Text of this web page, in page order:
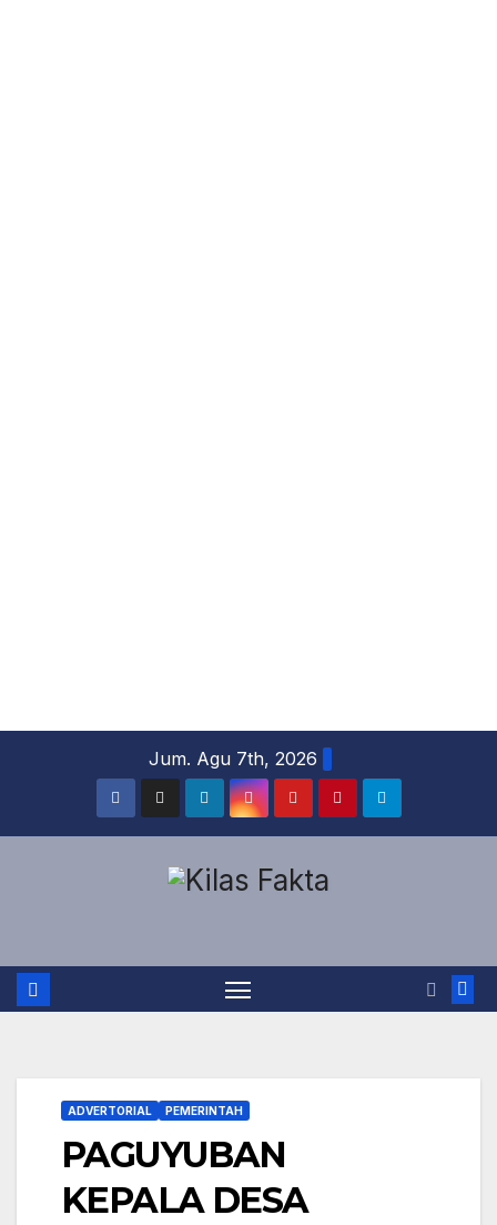
Jum. Agu 7th, 2026
ADVERTORIAL PEMERINTAH
PAGUYUBAN
KEPALA DESA